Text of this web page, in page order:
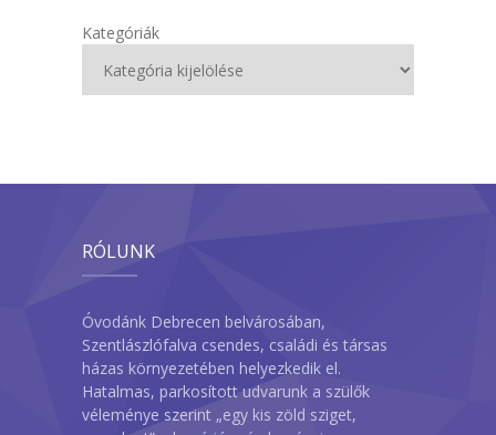
Kategóriák
RÓLUNK
Óvodánk Debrecen belvárosában,
Szentlászlófalva csendes, családi és társas
házas környezetében helyezkedik el.
Hatalmas, parkosított udvarunk a szülők
véleménye szerint „egy kis zöld sziget,